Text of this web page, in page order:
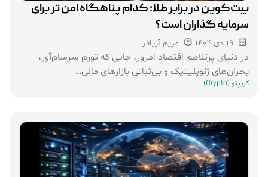
بیت‌کوین در برابر طلا: کدام پناهگاه امن تر برای
سرمایه‌ گذاران است؟
19 دی 1404 مریم آریافر
در دنیای پرتلاطم اقتصاد امروز، جایی که تورم سرسام‌آور،
بحران‌های ژئوپلیتیک و بی‌ثباتی بازارهای مالی…
کریپتو (Crypto)